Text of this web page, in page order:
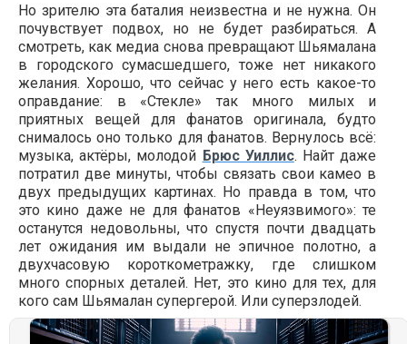
Но зрителю эта баталия неизвестна и не нужна. Он
почувствует подвох, но не будет разбираться. А
смотреть, как медиа снова превращают Шьямалана
в городского сумасшедшего, тоже нет никакого
желания. Хорошо, что сейчас у него есть какое-то
оправдание: в «Стекле» так много милых и
приятных вещей для фанатов оригинала, будто
снималось оно только для фанатов. Вернулось всё:
музыка, актёры, молодой Брюс Уиллис. Найт даже
потратил две минуты, чтобы связать свои камео в
двух предыдущих картинах. Но правда в том, что
это кино даже не для фанатов «Неуязвимого»: те
останутся недовольны, что спустя почти двадцать
лет ожидания им выдали не эпичное полотно, а
двухчасовую короткометражку, где слишком
много спорных деталей. Нет, это кино для тех, для
кого сам Шьямалан супергерой. Или суперзлодей.